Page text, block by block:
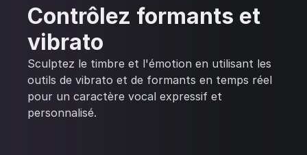
Contrôlez formants et
vibrato
Sculptez le timbre et l'émotion en utilisant les
outils de vibrato et de formants en temps réel
pour un caractère vocal expressif et
personnalisé.